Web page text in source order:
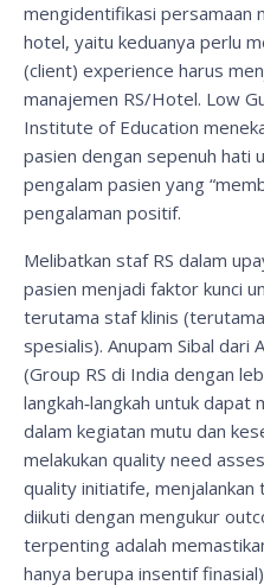
mengidentifikasi persamaan
hotel, yaitu keduanya perlu
(client) experience harus
manajemen RS/Hotel. Low
Institute of Education
pasien dengan sepenuh hati
pengalam pasien yang
pengalaman positif.
Melibatkan staf RS dalam
pasien menjadi faktor kunci
terutama staf klinis
spesialis). Anupam Sibal dari
(Group RS di India dengan
langkah‐langkah untuk dapat
dalam kegiatan mutu dan
melakukan quality need
quality initiatife, menjalankan
diikuti dengan mengukur
terpenting adalah
hanya berupa insentif